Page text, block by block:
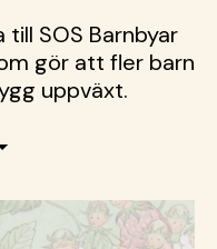
SOS Barnbyar
gör att fler barn
uppväxt.